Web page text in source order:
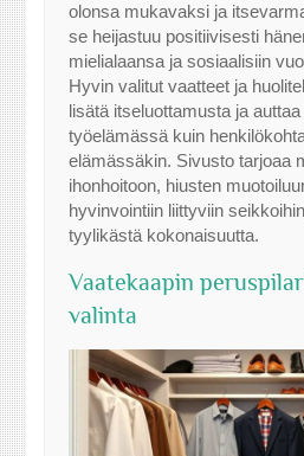
olonsa mukavaksi ja
se heijastuu positiivisesti
mielialaansa ja sosiaalisiin
Hyvin valitut vaatteet ja
lisätä itseluottamusta ja
työelämässä kuin
elämässäkin. Sivusto tarjoaa
ihonhoitoon, hiusten
hyvinvointiin liittyviin
tyylikästä kokonaisuutta.
Vaatekaapin
valinta